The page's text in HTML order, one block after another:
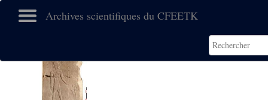
Archives scientifiques du CFEETK